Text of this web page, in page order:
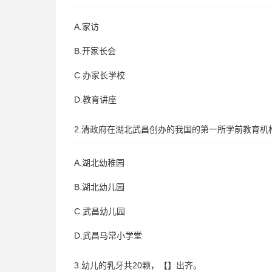
A.家访
B.开家长会
C.办家长学校
D.教育讲座
2.清政府在湖北武昌创办的我国的第一所学前教育机
A.湖北幼稚园
B.湖北幼儿园
C.武昌幼儿园
D.武昌马常小学堂
3.幼儿的乳牙共20颗，【】出齐。